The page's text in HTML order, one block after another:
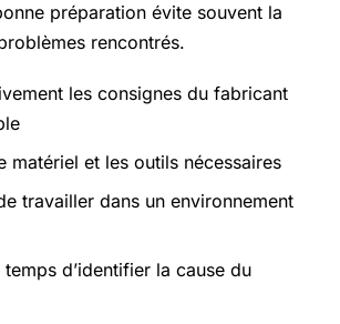
préparation évite souvent la
rencontrés.
les consignes du fabricant
matériel et les outils nécessaires
travailler dans un environnement
temps d’identifier la cause du